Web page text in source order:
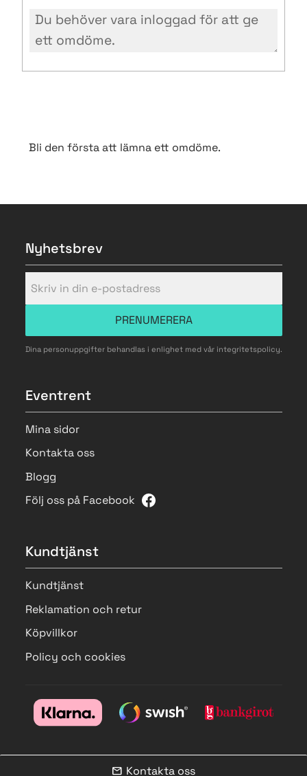
Bli den första att lämna ett omdöme.
Nyhetsbrev
PRENUMERERA
Dina personuppgifter behandlas i enlighet med vår integritetspolicy.
Eventrent
Mina sidor
Kontakta oss
Blogg
Följ oss på Facebook
Kundtjänst
Kundtjänst
Reklamation och retur
Köpvillkor
Policy och cookies
mail Kontakta oss